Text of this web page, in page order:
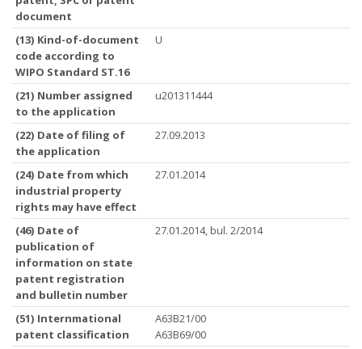
document
(13) Kind-of-document
code according to
WIPO Standard ST.16
U
(21) Number assigned
to the application
u201311444
(22) Date of filing of
the application
27.09.2013
(24) Date from which
industrial property
rights may have effect
27.01.2014
(46) Date of
publication of
information on state
patent registration
and bulletin number
27.01.2014, bul. 2/2014
(51) Internmational
patent classification
A63B21/00
A63B69/00